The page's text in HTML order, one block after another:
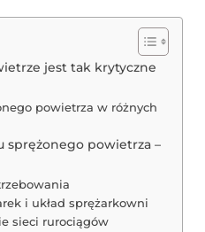
jest tak krytyczne
powietrza w różnych
sprężonego powietrza –
i układ sprężarkowni
sieci rurociągów